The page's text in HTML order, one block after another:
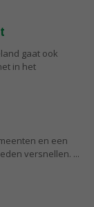
gaat ook
in het
en een
versnellen.